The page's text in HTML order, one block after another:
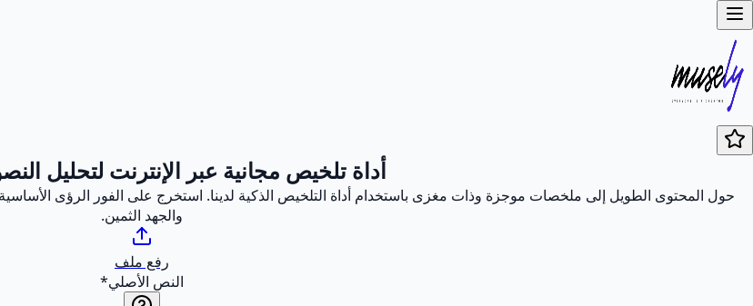
أداة تلخيص مجانية عبر الإنترنت لتحليل
حول المحتوى الطويل إلى ملخصات موجزة وذات مغزى باستخدام أداة التلخيص الذكية لدينا. استخرج على الفور الرؤى الأساسية
والجهد الثمين.
رفع ملف
النص الأصلي*